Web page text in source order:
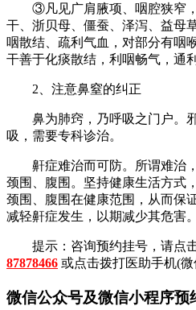
③凡见广肩腋项、咽腔狭窄，
干、浙贝母、僵蚕、泽泻、益母
咽散结、疏利气血，对部分有咽
干善于化痰散结，利咽畅气，通
2、注意鼻窒的纠正
鼻为肺窍，乃呼吸之门户。
吸，需要专科诊治。
鼾症难治而可防。所谓难治，
颈围、腹围。坚持健康生活方式
颈围、腹围在健康范围，从而保
减轻鼾症发生，以期减少其危害。
提示：咨询预约挂号，请点击
87878466 或点击拨打医助手机(微
微信公众号及微信小程序预